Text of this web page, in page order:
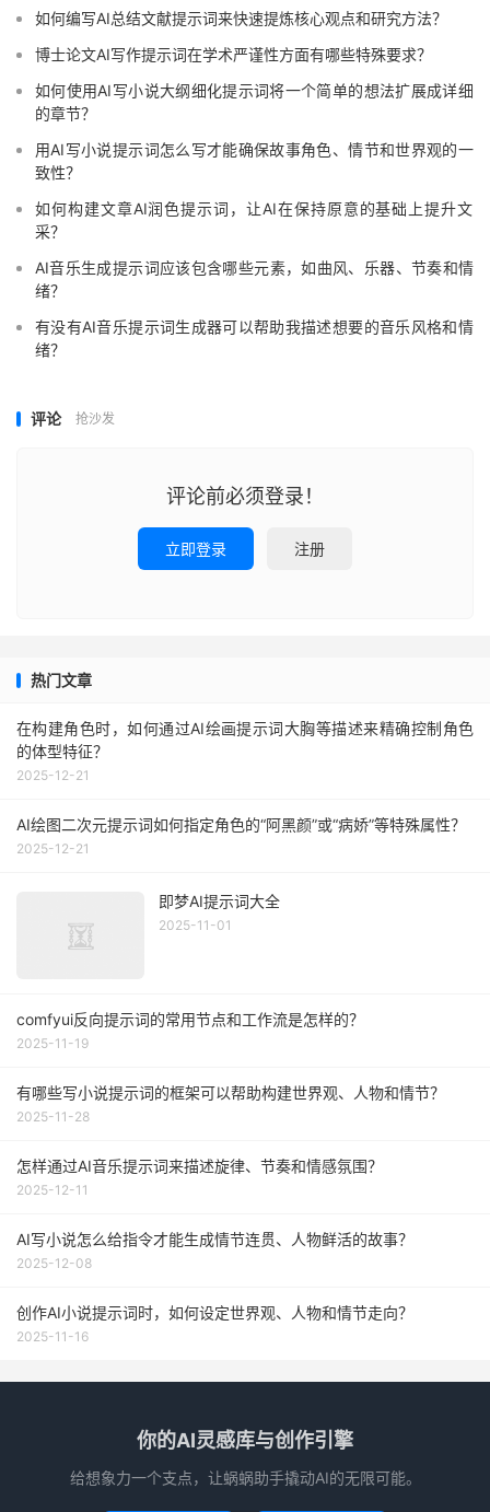
如何编写AI总结文献提示词来快速提炼核心观点和研究方法？
博士论文AI写作提示词在学术严谨性方面有哪些特殊要求？
如何使用AI写小说大纲细化提示词将一个简单的想法扩展成详细
的章节？
用AI写小说提示词怎么写才能确保故事角色、情节和世界观的一
致性？
如何构建文章AI润色提示词，让AI在保持原意的基础上提升文
采？
AI音乐生成提示词应该包含哪些元素，如曲风、乐器、节奏和情
绪？
有没有AI音乐提示词生成器可以帮助我描述想要的音乐风格和情
绪？
评论 抢沙发
评论前必须登录！
立即登录 注册
热门文章
在构建角色时，如何通过AI绘画提示词大胸等描述来精确控制角色
的体型特征？
2025-12-21
AI绘图二次元提示词如何指定角色的“阿黑颜”或“病娇”等特殊属性？
2025-12-21
即梦AI提示词大全
2025-11-01
comfyui反向提示词的常用节点和工作流是怎样的？
2025-11-19
有哪些写小说提示词的框架可以帮助构建世界观、人物和情节？
2025-11-28
怎样通过AI音乐提示词来描述旋律、节奏和情感氛围？
2025-12-11
AI写小说怎么给指令才能生成情节连贯、人物鲜活的故事？
2025-12-08
创作AI小说提示词时，如何设定世界观、人物和情节走向？
2025-11-16
你的AI灵感库与创作引擎
给想象力一个支点，让蜗蜗助手撬动AI的无限可能。